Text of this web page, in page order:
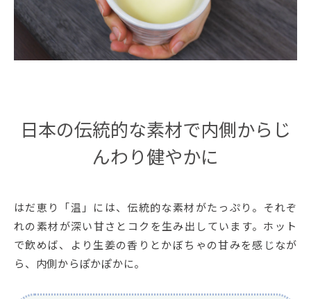
日本の伝統的な素材で内側からじ
んわり健やかに
はだ恵り「温」には、伝統的な素材がたっぷり。それぞ
れの素材が深い甘さとコクを生み出しています。ホット
で飲めば、より生姜の香りとかぼちゃの甘みを感じなが
ら、内側からぽかぽかに。